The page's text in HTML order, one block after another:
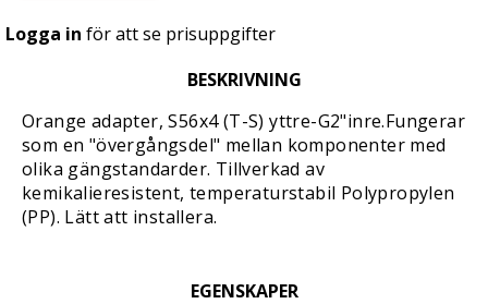
Logga in för att se prisuppgifter
BESKRIVNING
Orange adapter, S56x4 (T-S) yttre-G2"inre.Fungerar
som en "övergångsdel" mellan komponenter med
olika gängstandarder. Tillverkad av
kemikalieresistent, temperaturstabil Polypropylen
(PP). Lätt att installera.
EGENSKAPER